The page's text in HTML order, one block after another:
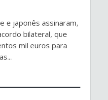
e japonês assinaram,
bilateral, que
mil euros para